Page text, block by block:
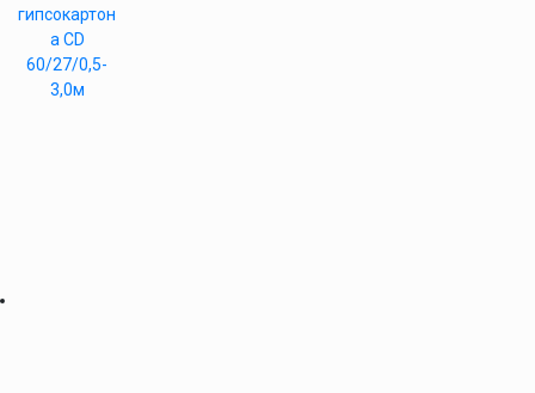
гипсокартон
а CD
60/27/0,5-
3,0м